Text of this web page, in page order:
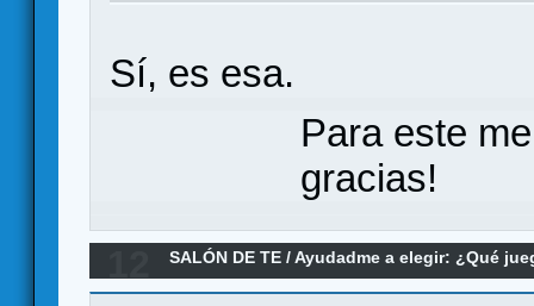
Sí, es esa.
Para este
gracias!
SALÓN DE TE /Ayudadme a elegir: ¿Qué